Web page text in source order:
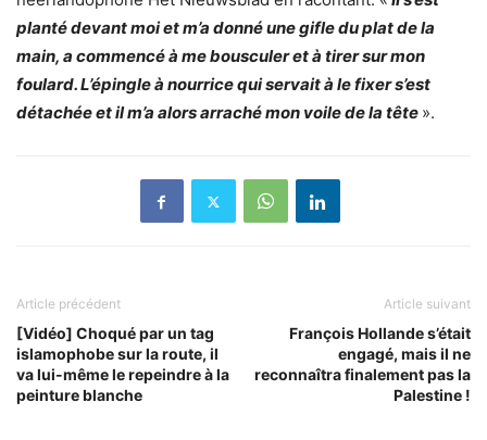
planté devant moi et m’a donné une gifle du plat de la
main, a commencé à me bousculer et à tirer sur mon
foulard. L’épingle à nourrice qui servait à le fixer s’est
détachée et il m’a alors arraché mon voile de la tête ».
Article précédent
[Vidéo] Choqué par un tag
islamophobe sur la route, il
va lui-même le repeindre à la
peinture blanche
Article suivant
François Hollande s’était
engagé, mais il ne
reconnaîtra finalement pas la
Palestine !